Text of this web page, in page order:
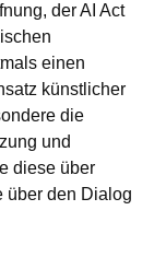
der AI Act
einen
künstlicher
die
und
diese über
über den Dialog